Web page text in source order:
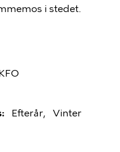
i stedet.
Efterår
Vinter